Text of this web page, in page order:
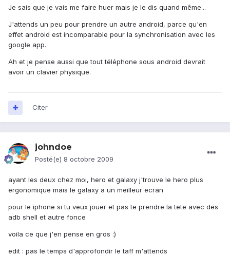
Je sais que je vais me faire huer mais je le dis quand même...
J'attends un peu pour prendre un autre android, parce qu'en
effet android est incomparable pour la synchronisation avec les
google app.
Ah et je pense aussi que tout téléphone sous android devrait
avoir un clavier physique.
Citer
johndoe
Posté(e) 8 octobre 2009
ayant les deux chez moi, hero et galaxy j'trouve le hero plus
ergonomique mais le galaxy a un meilleur ecran
pour le iphone si tu veux jouer et pas te prendre la tete avec des
adb shell et autre fonce
voila ce que j'en pense en gros :)
edit : pas le temps d'approfondir le taff m'attends